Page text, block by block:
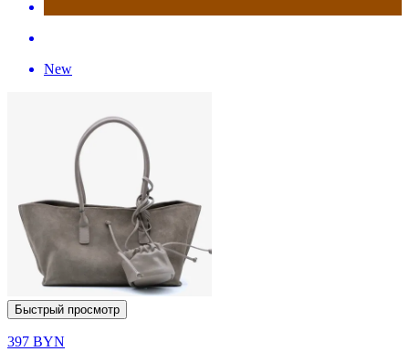
New
Быстрый просмотр
397 BYN